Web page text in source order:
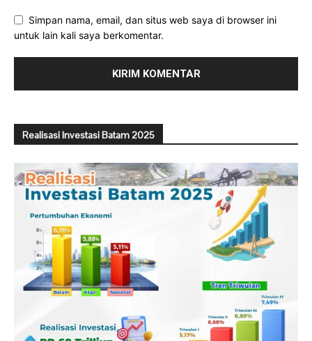
Simpan nama, email, dan situs web saya di browser ini
untuk lain kali saya berkomentar.
Realisasi Investasi Batam 2025